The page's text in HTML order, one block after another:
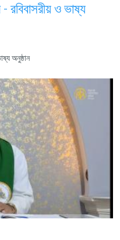
রবিবাসরীয় ও ভাষ্য
অনুষ্ঠান